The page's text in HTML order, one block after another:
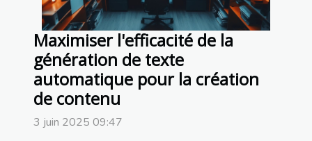
Maximiser l'efficacité de la
génération de texte
automatique pour la création
de contenu
3 juin 2025 09:47